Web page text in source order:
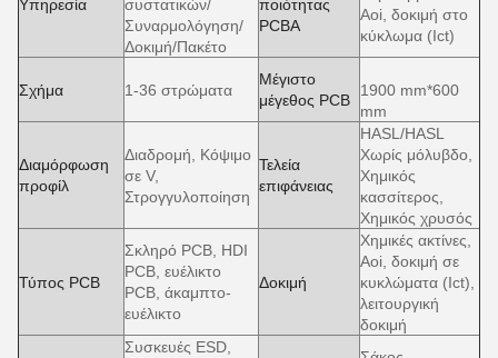
Υπηρεσία
συστατικών/
Συναρμολόγηση/
Δοκιμή/Πακέτο
ποιότητας
PCBA
Aoi, δοκιμή στο
κύκλωμα (Ict)
Σχήμα 1-36 στρώματα
Μέγιστο
μέγεθος PCB
1900 mm*600
mm
Διαμόρφωση
προφίλ
Διαδρομή, Κόψιμο
σε V,
Στρογγυλοποίηση
Τελεία
επιφάνειας
HASL/HASL
Χωρίς μόλυβδο,
Χημικός
κασσίτερος,
Χημικός χρυσός
Τύπος PCB
Σκληρό PCB, HDI
PCB, ευέλικτο
PCB, άκαμπτο-
ευέλικτο
Δοκιμή
Χημικές ακτίνες,
Aoi, δοκιμή σε
κυκλώματα (Ict),
λειτουργική
δοκιμή
Συσκευές ESD,